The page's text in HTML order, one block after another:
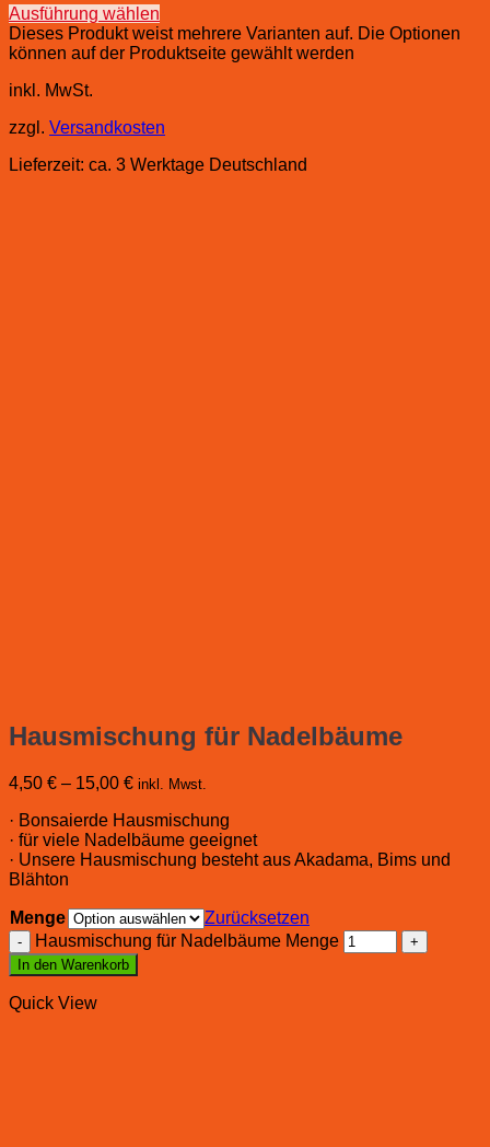
Ausführung wählen
Dieses Produkt weist mehrere Varianten auf. Die Optionen
können auf der Produktseite gewählt werden
inkl. MwSt.
zzgl. Versandkosten
Lieferzeit: ca. 3 Werktage Deutschland
Hausmischung für Nadelbäume
4,50 € – 15,00 € inkl. Mwst.
· Bonsaierde Hausmischung
· für viele Nadelbäume geeignet
· Unsere Hausmischung besteht aus Akadama, Bims und
Blähton
Menge
Zurücksetzen
Hausmischung für Nadelbäume Menge
In den Warenkorb
Quick View